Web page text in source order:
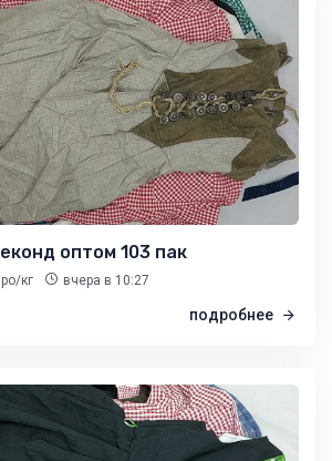
оптом 103 пак
кг вчера в 10:27
подробнее